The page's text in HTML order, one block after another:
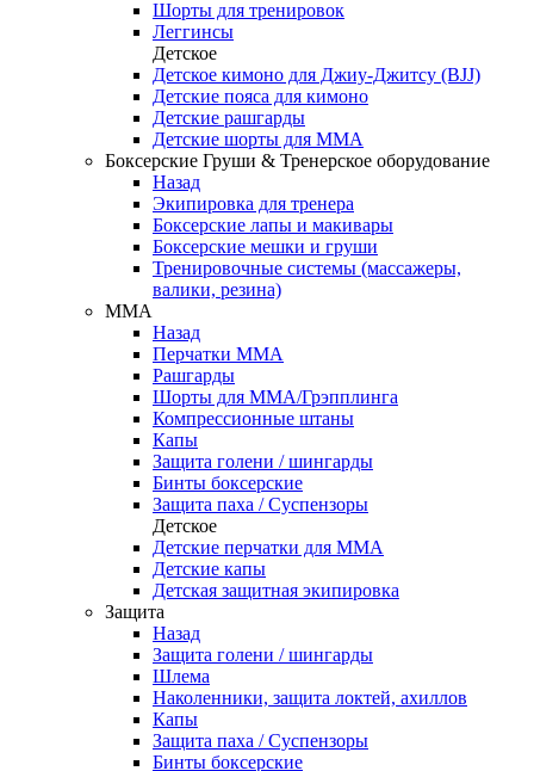
Шорты для тренировок
Леггинсы
Детское
Детское кимоно для Джиу-Джитсу (BJJ)
Детские пояса для кимоно
Детские рашгарды
Детские шорты для ММА
Боксерские Груши & Тренерское оборудование
Назад
Экипировка для тренера
Боксерские лапы и макивары
Боксерские мешки и груши
Тренировочные системы (массажеры,
валики, резина)
ММА
Назад
Перчатки ММА
Рашгарды
Шорты для ММА/Грэпплинга
Компрессионные штаны
Капы
Защита голени / шингарды
Бинты боксерские
Защита паха / Суспензоры
Детское
Детские перчатки для ММА
Детские капы
Детская защитная экипировка
Защита
Назад
Защита голени / шингарды
Шлема
Наколенники, защита локтей, ахиллов
Капы
Защита паха / Суспензоры
Бинты боксерские